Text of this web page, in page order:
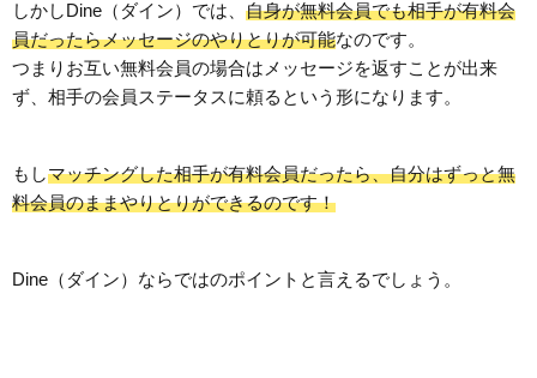
しかしDine（ダイン）では、 自身が無料会員でも相手が有料会
員だったらメッセージのやりとりが可能なのです。
つまりお互い無料会員の場合はメッセージを返すことが出来
ず、相手の会員ステータスに頼るという形になります。
もしマッチングした相手が有料会員だったら、自分はずっと無
料会員のままやりとりができるのです！
Dine（ダイン）ならではのポイントと言えるでしょう。